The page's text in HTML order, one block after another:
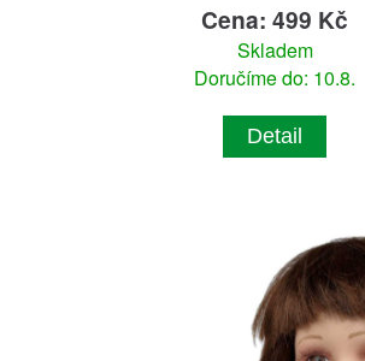
Cena: 499 Kč
Skladem
Doručíme do: 10.8.
Detail